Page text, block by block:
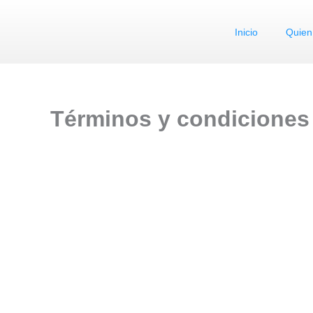
Inicio
Términos y condiciones